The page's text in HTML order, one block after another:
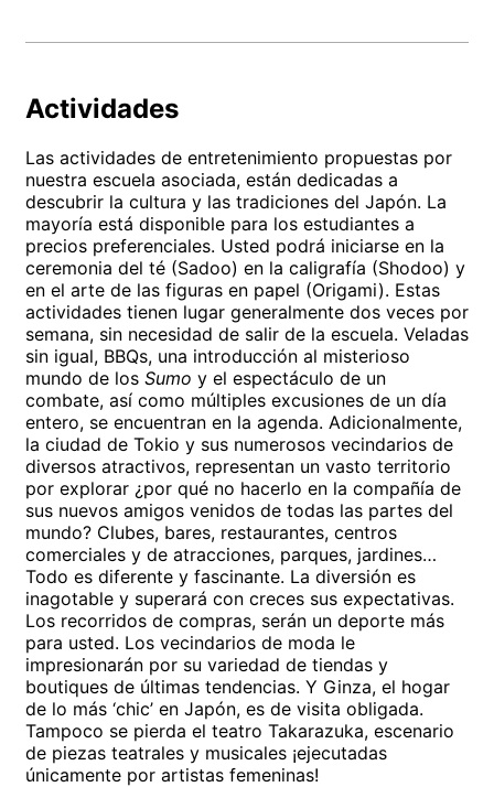
Actividades
Las actividades de entretenimiento propuestas por
nuestra escuela asociada, están dedicadas a
descubrir la cultura y las tradiciones del Japón. La
mayoría está disponible para los estudiantes a
precios preferenciales. Usted podrá iniciarse en la
ceremonia del té (Sadoo) en la caligrafía (Shodoo) y
en el arte de las figuras en papel (Origami). Estas
actividades tienen lugar generalmente dos veces por
semana, sin necesidad de salir de la escuela. Veladas
sin igual, BBQs, una introducción al misterioso
mundo de los Sumo y el espectáculo de un
combate, así como múltiples excusiones de un día
entero, se encuentran en la agenda. Adicionalmente,
la ciudad de Tokio y sus numerosos vecindarios de
diversos atractivos, representan un vasto territorio
por explorar ¿por qué no hacerlo en la compañía de
sus nuevos amigos venidos de todas las partes del
mundo? Clubes, bares, restaurantes, centros
comerciales y de atracciones, parques, jardines…
Todo es diferente y fascinante. La diversión es
inagotable y superará con creces sus expectativas.
Los recorridos de compras, serán un deporte más
para usted. Los vecindarios de moda le
impresionarán por su variedad de tiendas y
boutiques de últimas tendencias. Y Ginza, el hogar
de lo más ‘chic’ en Japón, es de visita obligada.
Tampoco se pierda el teatro Takarazuka, escenario
de piezas teatrales y musicales ¡ejecutadas
únicamente por artistas femeninas!